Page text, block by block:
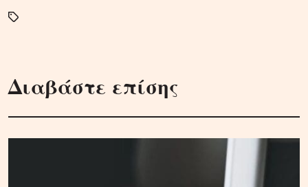
Διαβάστε επίσης